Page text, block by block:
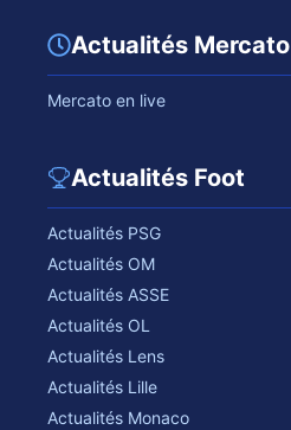
Actualités Mercato
Mercato en live
Actualités Foot
Actualités PSG
Actualités OM
Actualités ASSE
Actualités OL
Actualités Lens
Actualités Lille
Actualités Monaco